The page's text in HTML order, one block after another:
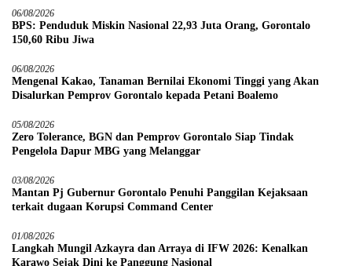
06/08/2026
BPS: Penduduk Miskin Nasional 22,93 Juta Orang, Gorontalo
150,60 Ribu Jiwa
06/08/2026
Mengenal Kakao, Tanaman Bernilai Ekonomi Tinggi yang Akan
Disalurkan Pemprov Gorontalo kepada Petani Boalemo
05/08/2026
Zero Tolerance, BGN dan Pemprov Gorontalo Siap Tindak
Pengelola Dapur MBG yang Melanggar
03/08/2026
Mantan Pj Gubernur Gorontalo Penuhi Panggilan Kejaksaan
terkait dugaan Korupsi Command Center
01/08/2026
Langkah Mungil Azkayra dan Arraya di IFW 2026: Kenalkan
Karawo Sejak Dini ke Panggung Nasional